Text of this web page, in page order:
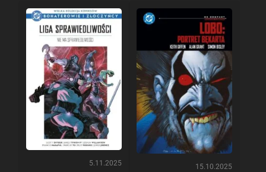
5.11.2025 15.10.2025